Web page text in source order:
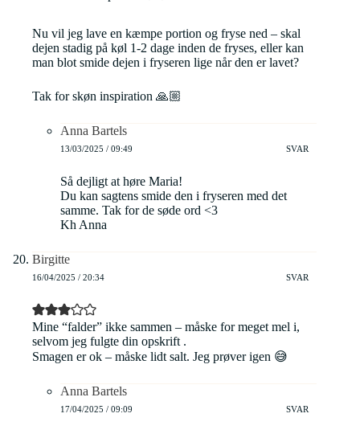
Nu vil jeg lave en kæmpe portion og fryse ned – skal
dejen stadig på køl 1-2 dage inden de fryses, eller kan
man blot smide dejen i fryseren lige når den er lavet?
Tak for skøn inspiration 🙏🏼
Anna Bartels
13/03/2025 / 09:49 SVAR
Så dejligt at høre Maria!
Du kan sagtens smide den i fryseren med det
samme. Tak for de søde ord <3
Kh Anna
Birgitte
16/04/2025 / 20:34 SVAR
Mine “falder” ikke sammen – måske for meget mel i,
selvom jeg fulgte din opskrift .
Smagen er ok – måske lidt salt. Jeg prøver igen 😅
Anna Bartels
17/04/2025 / 09:09 SVAR